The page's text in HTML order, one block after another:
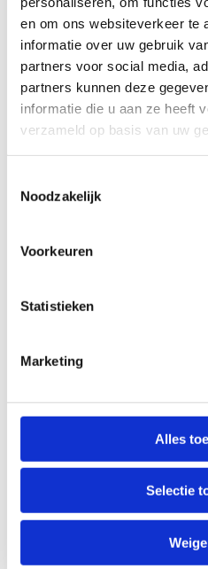
en om ons websiteverkeer te
informatie over uw gebruik
partners voor social media,
partners kunnen deze
informatie die u aan ze heeft
verzameld op basis van uw
Noodzakelijk
Voorkeuren
Statistieken
Marketing
Alles
Selectie
Download of
presentaties
Geen fiches gevonden.
Organisatieteam
Ouder Worden
Stuur een bericht